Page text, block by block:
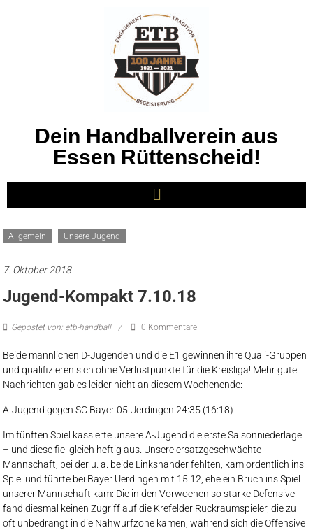
Dein Handballverein aus
Essen Rüttenscheid!
Allgemein Unsere Jugend
7. Oktober 2018
Jugend-Kompakt 7.10.18
Gepostet von: etb-handball 0 Kommentare
Beide männlichen D-Jugenden und die E1 gewinnen ihre Quali-Gruppen
und qualifizieren sich ohne Verlustpunkte für die Kreisliga! Mehr gute
Nachrichten gab es leider nicht an diesem Wochenende:
A-Jugend gegen SC Bayer 05 Uerdingen 24:35 (16:18)
Im fünften Spiel kassierte unsere A-Jugend die erste Saisonniederlage
– und diese fiel gleich heftig aus. Unsere ersatzgeschwächte
Mannschaft, bei der u. a. beide Linkshänder fehlten, kam ordentlich ins
Spiel und führte bei Bayer Uerdingen mit 15:12, ehe ein Bruch ins Spiel
unserer Mannschaft kam: Die in den Vorwochen so starke Defensive
fand diesmal keinen Zugriff auf die Krefelder Rückraumspieler, die zu
oft unbedrängt in die Nahwurfzone kamen, während sich die Offensive